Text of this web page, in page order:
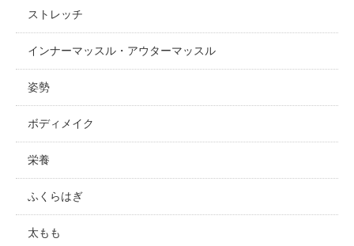
ストレッチ
インナーマッスル・アウターマッスル
姿勢
ボディメイク
栄養
ふくらはぎ
太もも